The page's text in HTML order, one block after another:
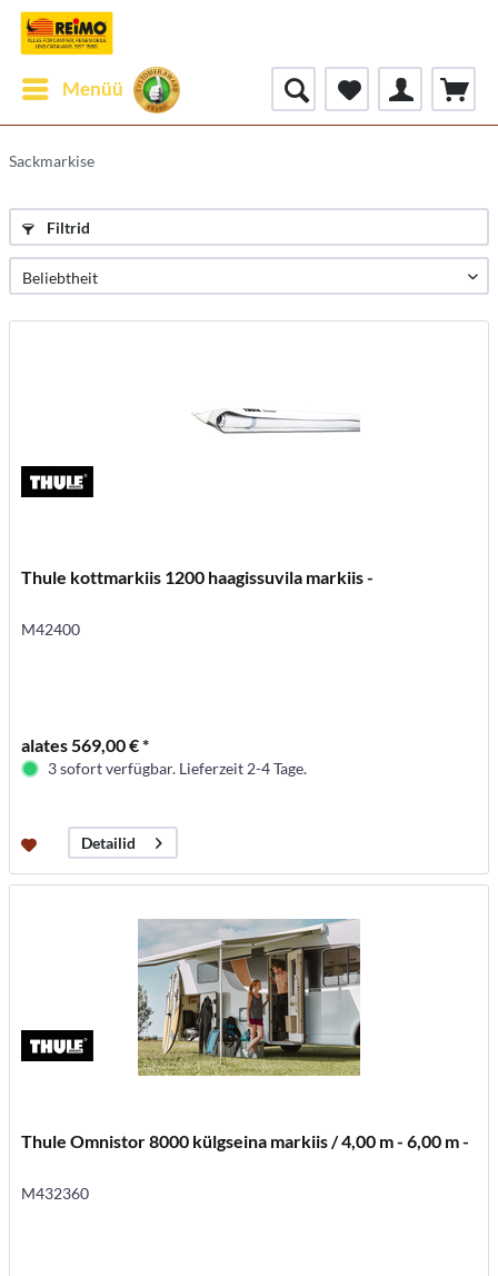
Menüü
Sackmarkise
Filtrid
Thule kottmarkiis 1200 haagissuvila markiis -
M42400
alates 569,00 € *
3 sofort verfügbar. Lieferzeit 2-4 Tage.
Detailid
Thule Omnistor 8000 külgseina markiis / 4,00 m - 6,00 m -
M432360